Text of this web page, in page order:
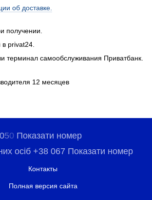
об доставке.
получении.
privat24.
терминал самообслуживания Приватбанк.
12 месяцев
050 Показати номер
осіб +38 067 Показати номер
Контакты
Полная версия сайта